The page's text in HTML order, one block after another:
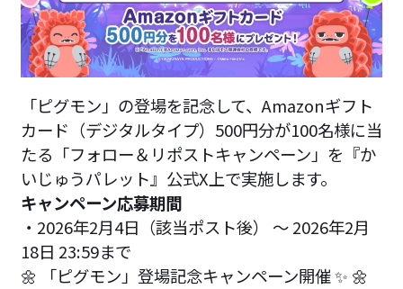
「ピグモン」の登場を記念して、Amazonギフト
カード（デジタルタイプ）500円分が100名様に当
たる「フォロー＆リポストキャンペーン」を『か
いじゅうパレット』公式X上で実施します。
キャンペーン応募期間
・2026年2月4日（該当ポスト後） ～ 2026年2月
18日 23:59まで
🌼 「ピグモン」登場記念キャンペーン開催 ✨ 🌼